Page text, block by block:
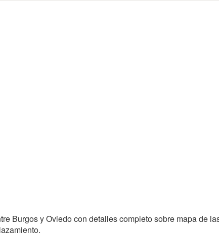
Burgos y Oviedo con detalles completo sobre mapa de